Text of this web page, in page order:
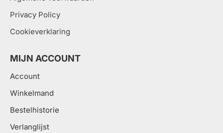
Privacy Policy
Cookieverklaring
MIJN ACCOUNT
Account
Winkelmand
Bestelhistorie
Verlanglijst